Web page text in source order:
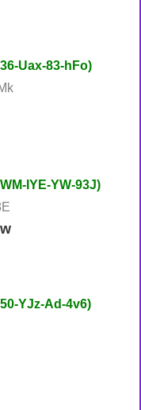
Uax-83-hFo)
IYE-YW-93J)
YJz-Ad-4v6)